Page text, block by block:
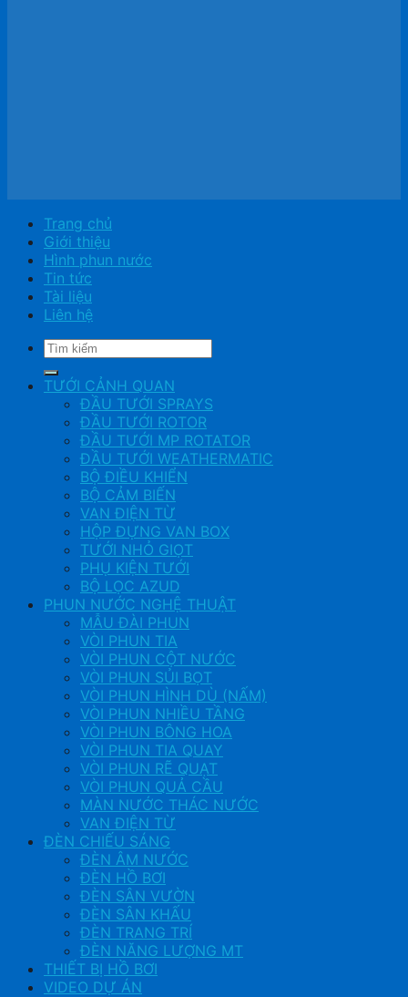
Trang chủ
Giới thiệu
Hình phun nước
Tin tức
Tài liệu
Liên hệ
Tìm
kiếm:
TƯỚI CẢNH QUAN
ĐẦU TƯỚI SPRAYS
ĐẦU TƯỚI ROTOR
ĐẦU TƯỚI MP ROTATOR
ĐẦU TƯỚI WEATHERMATIC
BỘ ĐIỀU KHIỂN
BỘ CẢM BIẾN
VAN ĐIỆN TỪ
HỘP ĐỰNG VAN BOX
TƯỚI NHỎ GIỌT
PHỤ KIỆN TƯỚI
BỘ LỌC AZUD
PHUN NƯỚC NGHỆ THUẬT
MẪU ĐÀI PHUN
VÒI PHUN TIA
VÒI PHUN CỘT NƯỚC
VÒI PHUN SỦI BỌT
VÒI PHUN HÌNH DÙ (NẤM)
VÒI PHUN NHIỀU TẦNG
VÒI PHUN BÔNG HOA
VÒI PHUN TIA QUAY
VÒI PHUN RẼ QUẠT
VÒI PHUN QUẢ CẦU
MÀN NƯỚC THÁC NƯỚC
VAN ĐIỆN TỪ
ĐÈN CHIẾU SÁNG
ĐÈN ÂM NƯỚC
ĐÈN HỒ BƠI
ĐÈN SÂN VƯỜN
ĐÈN SÂN KHẤU
ĐÈN TRANG TRÍ
ĐÈN NĂNG LƯỢNG MT
THIẾT BỊ HỒ BƠI
VIDEO DỰ ÁN